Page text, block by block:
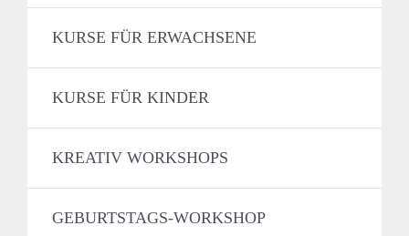
KURSE FÜR ERWACHSENE
KURSE FÜR KINDER
KREATIV WORKSHOPS
GEBURTSTAGS-WORKSHOP